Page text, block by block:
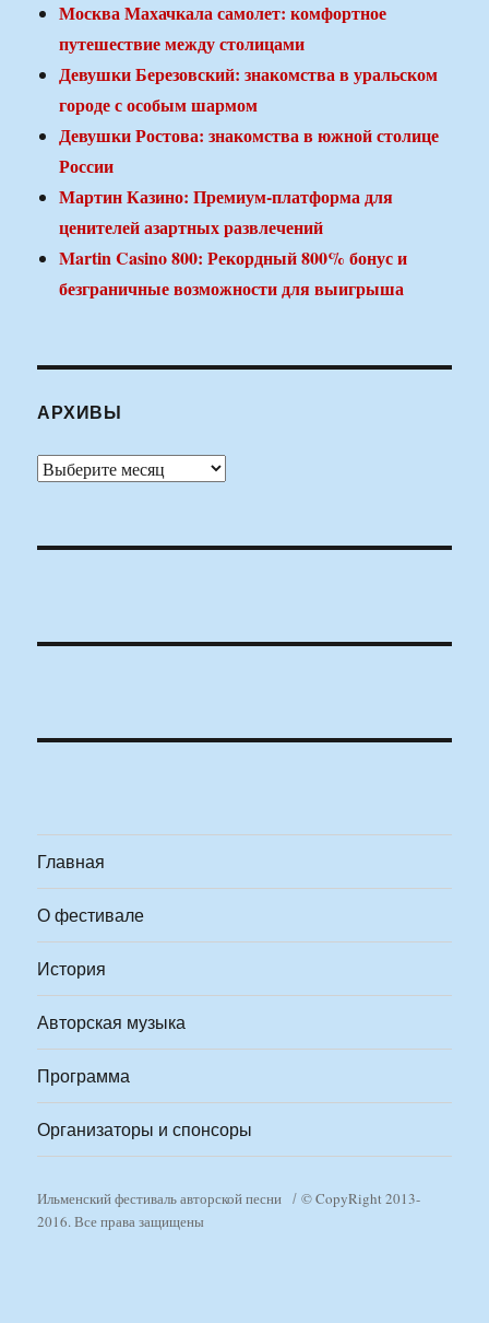
Москва Махачкала самолет: комфортное
путешествие между столицами
Девушки Березовский: знакомства в уральском
городе с особым шармом
Девушки Ростова: знакомства в южной столице
России
Мартин Казино: Премиум-платформа для
ценителей азартных развлечений
Martin Casino 800: Рекордный 800% бонус и
безграничные возможности для выигрыша
АРХИВЫ
Архивы
Главная
О фестивале
История
Авторская музыка
Программа
Организаторы и спонсоры
Ильменский фестиваль авторской песни
© CopyRight 2013-
2016. Все права защищены